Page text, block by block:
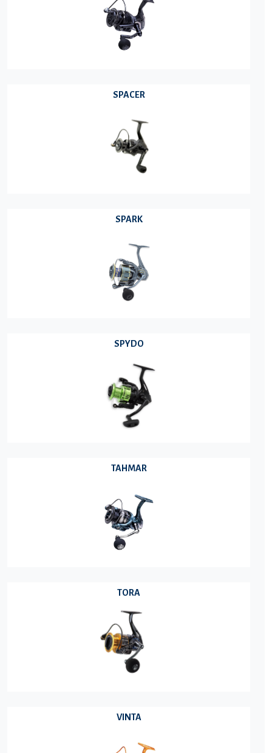
SPACER
SPARK
SPYDO
TAHMAR
TORA
VINTA